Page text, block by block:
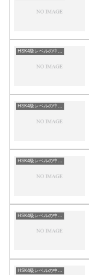
HSK4級レベルの中国語
HSK4級レベルの中国語
HSK4級レベルの中国語